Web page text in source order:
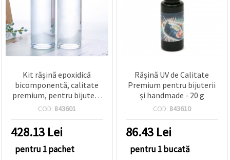
făcând clic
pe butonul
"Salvați"
Аcceptati
Setări
Kit rășină epoxidică
bicomponentă, calitate
premium, pentru bijuterii
handmade, raport A/B 1:1,
COD: 843601
428.13 Lei
pentru 1 pachet
Rășină UV de Calitate
Premium pentru bijuterii
și handmade - 20 g
COD: 843610
86.43 Lei
pentru 1 bucată